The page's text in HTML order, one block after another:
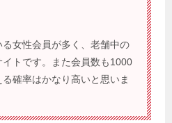
女性会員が多く、老舗中の
トです。また会員数も1000
確率はかなり高いと思いま